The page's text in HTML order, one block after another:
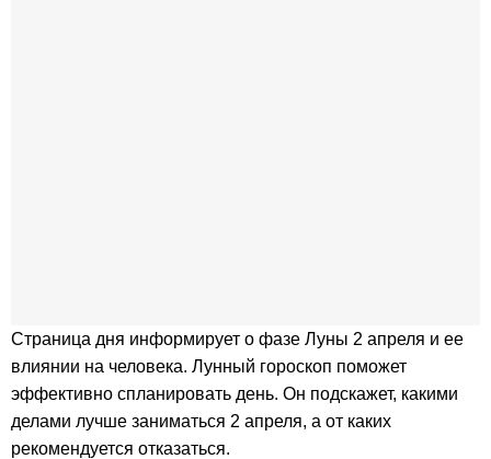
Страница дня информирует о фазе Луны 2 апреля и ее
влиянии на человека. Лунный гороскоп поможет
эффективно спланировать день. Он подскажет, какими
делами лучше заниматься 2 апреля, а от каких
рекомендуется отказаться.